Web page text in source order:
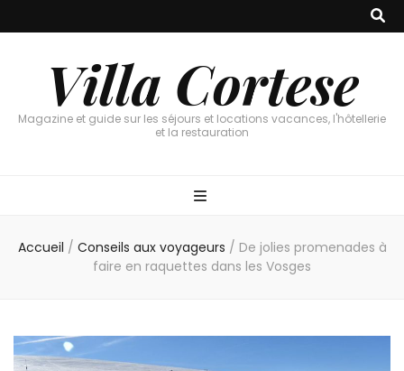
Villa Cortese
Magazine et guide sur les séjours et locations vacances, l'hôtellerie
et la restauration
Accueil / Conseils aux voyageurs / De jolies promenades à
faire en raquettes dans les Vosges